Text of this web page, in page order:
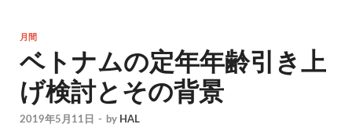
月間
ベトナムの定年年齢引き上
げ検討とその背景
2019年5月11日 - by HAL